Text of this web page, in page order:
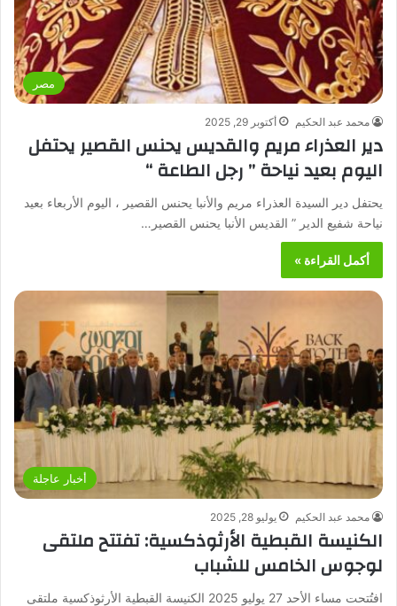
مصر
محمد عبد الحكيم أكتوبر 29, 2025
دير العذراء مريم والقديس يحنس القصير يحتفل
اليوم بعيد نياحة ” رجل الطاعة “
يحتفل دير السيدة العذراء مريم والأنبا يحنس القصير ، اليوم الأربعاء بعيد
نياحة شفيع الدير ” القديس الأنبا يحنس القصير…
أكمل القراءة »
أخبار عاجلة
محمد عبد الحكيم يوليو 28, 2025
الكنيسة القبطية الأرثوذكسية: تفتتح ملتقى
لوجوس الخامس للشباب
افتُتحت مساء الأحد 27 يوليو 2025 الكنيسة القبطية الأرثوذكسية ملتقى